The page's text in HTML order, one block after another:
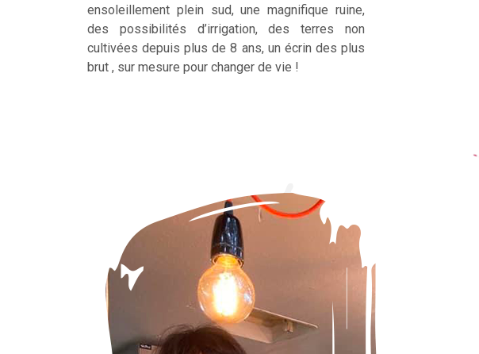
ensoleillement plein sud, une magnifique ruine,
des possibilités d’irrigation, des terres non
cultivées depuis plus de 8 ans, un écrin des plus
brut , sur mesure pour changer de vie !